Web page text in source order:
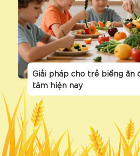
Giải pháp cho trẻ biếng ăn
tâm hiện nay